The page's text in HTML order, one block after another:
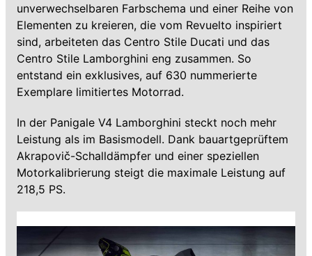
unverwechselbaren Farbschema und einer Reihe von
Elementen zu kreieren, die vom Revuelto inspiriert
sind, arbeiteten das Centro Stile Ducati und das
Centro Stile Lamborghini eng zusammen. So
entstand ein exklusives, auf 630 nummerierte
Exemplare limitiertes Motorrad.
In der Panigale V4 Lamborghini steckt noch mehr
Leistung als im Basismodell. Dank bauartgeprüftem
Akrapovič-Schalldämpfer und einer speziellen
Motorkalibrierung steigt die maximale Leistung auf
218,5 PS.